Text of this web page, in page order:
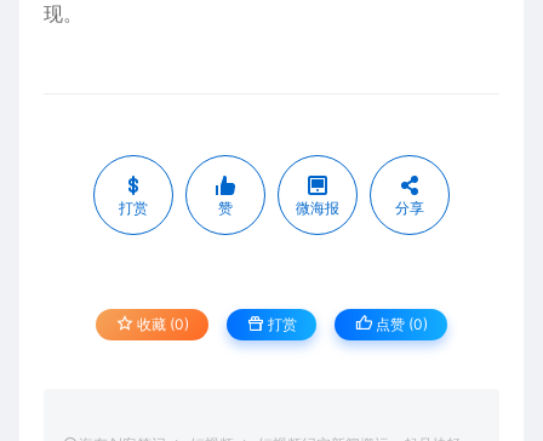
现。
打赏 赞 微海报 分享
收藏 (0) 打赏 点赞 (0)